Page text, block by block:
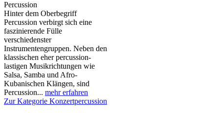
Percussion
Hinter dem Oberbegriff
Percussion verbirgt sich eine
faszinierende Fülle
verschiedenster
Instrumentengruppen. Neben den
klassischen eher percussion-
lastigen Musikrichtungen wie
Salsa, Samba und Afro-
Kubanischen Klängen, sind
Percussion... mehr erfahren
Zur Kategorie Konzertpercussion